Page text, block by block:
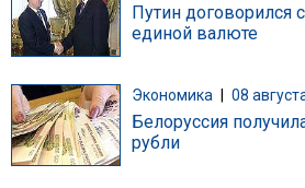
Путин договорился
единой валюте
Экономика 08
Белоруссия
рубли